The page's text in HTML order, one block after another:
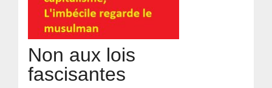
Non aux lois
fascisantes